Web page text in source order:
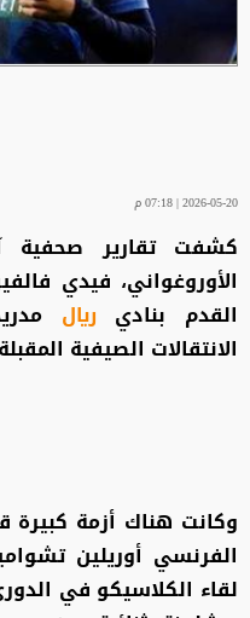
2026-05-20 | 07:18 م
كشفت تقارير صحفية
الأوروغواني، فيدي
القدم بنادي ريال
الانتقالات الصيفية
وكانت هناك أزمة كبيرة
الفرنسي أوريلين
لقاء الكلاسيكو في